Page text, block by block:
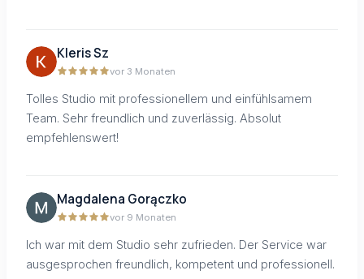
Kleris Sz
vor 3 Monaten
Tolles Studio mit professionellem und einfühlsamem
Team. Sehr freundlich und zuverlässig. Absolut
empfehlenswert!
Magdalena Gorączko
vor 9 Monaten
Ich war mit dem Studio sehr zufrieden. Der Service war
ausgesprochen freundlich, kompetent und professionell.